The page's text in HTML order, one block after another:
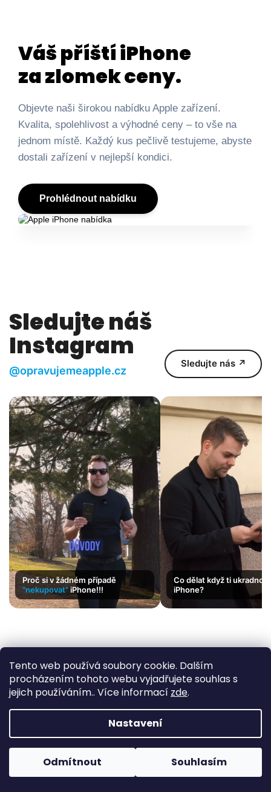
Tento web používá soubory cookie. Dalším
procházením tohoto webu vyjadřujete souhlas s
jejich používáním.. Více informací zde.
Nastavení
Odmítnout Souhlasím
Váš příští iPhone
za zlomek ceny.
Objevte naši širokou nabídku Apple zařízení.
Kvalita, spolehlivost a výhodné ceny – to vše na
jednom místě. Každý kus pečlivě testujeme, abyste
dostali zařízení v nejlepší kondici.
Prohlédnout nabídku
Sledujte náš
Instagram
@opravujemeapple.cz
Sledujte nás ↗
Proč si v žádném případě
"nekupovat"iPhone!!!
Co dělat když ti ukradnou
iPhone?
á
p O nás
Pobočka Třinec